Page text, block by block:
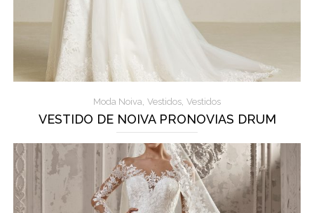
Moda Noiva, Vestidos, Vestidos
VESTIDO DE NOIVA PRONOVIAS DRUM